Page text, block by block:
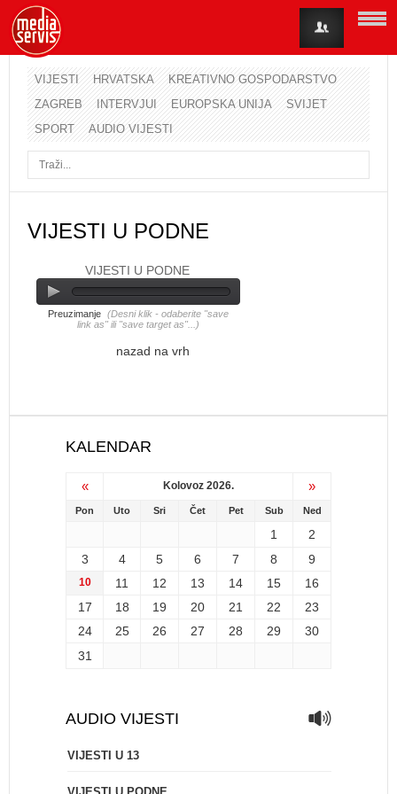
VIJESTI HRVATSKA
KREATIVNO GOSPODARSTVO
ZAGREB
INTERVJUI EUROPSKA UNIJA
SVIJET
SPORT
AUDIO VIJESTI
VIJESTI U PODNE
VIJESTI U PODNE
Preuzimanje (Desni klik - odaberite "save
link as" ili "save target as"...)
nazad na vrh
KALENDAR
« Kolovoz 2026. »
Pon Uto Sri Čet Pet Sub Ned
1
2
3
4 5 6 7 8 9
10 11 12 13 14 15
16
17
18 19 20 21 22
23
24
25 26 27 28 29
30
31
AUDIO VIJESTI
VIJESTI U 13
Korisničko ime
Lozinka
Zaboravili ste lozinku?